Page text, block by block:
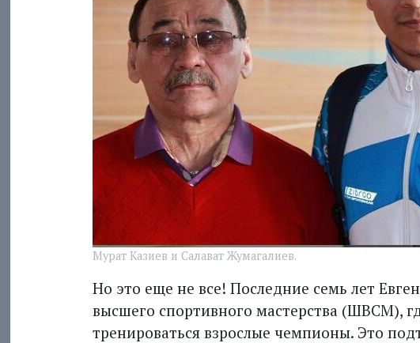
Мурат Казиев и Салават Жумагалиев.
Но это еще не все! Последние семь лет
высшего спортивного мастерства (ШВСМ),
тренироваться взрослые чемпионы. Это